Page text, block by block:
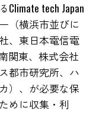
tech Japan
（横浜市並びに
、東日本電信電
関東、株式会社
都市研究所、ハ
）、が必要な保
めに収集・利